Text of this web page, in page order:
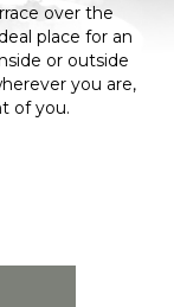
over the
place for an
or outside
you are,
of you.